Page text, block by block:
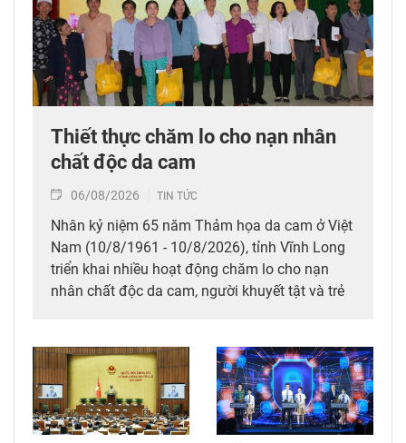
Thiết thực chăm lo cho nạn nhân
chất độc da cam
06/08/2026 TIN TỨC
Nhân kỷ niệm 65 năm Thảm họa da cam ở Việt
Nam (10/8/1961 - 10/8/2026), tỉnh Vĩnh Long
triển khai nhiều hoạt động chăm lo cho nạn
nhân chất độc da cam, người khuyết tật và trẻ
da cam, góp phần bảo đảm an sinh xã hội.